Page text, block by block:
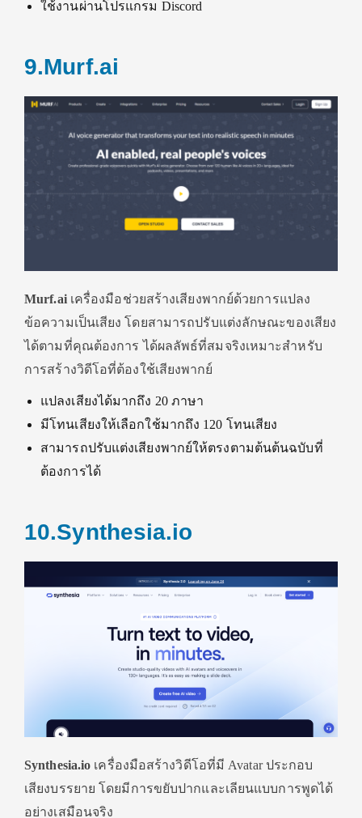
ใช้งานผ่านโปรแกรม Discord
9.Murf.ai
Murf.ai เครื่องมือช่วยสร้างเสียงพากย์ด้วยการแปลง
ข้อความเป็นเสียง โดยสามารถปรับแต่งลักษณะของเสียง
ได้ตามที่คุณต้องการ ได้ผลลัพธ์ที่สมจริงเหมาะสำหรับ
การสร้างวิดีโอที่ต้องใช้เสียงพากย์
แปลงเสียงได้มากถึง 20 ภาษา
มีโทนเสียงให้เลือกใช้มากถึง 120 โทนเสียง
สามารถปรับแต่งเสียงพากย์ให้ตรงตามต้นต้นฉบับที่
ต้องการได้
10.Synthesia.io
Synthesia.io เครื่องมือสร้างวิดีโอที่มี Avatar ประกอบ
เสียงบรรยาย โดยมีการขยับปากและเลียนแบบการพูดได้
อย่างเสมือนจริง